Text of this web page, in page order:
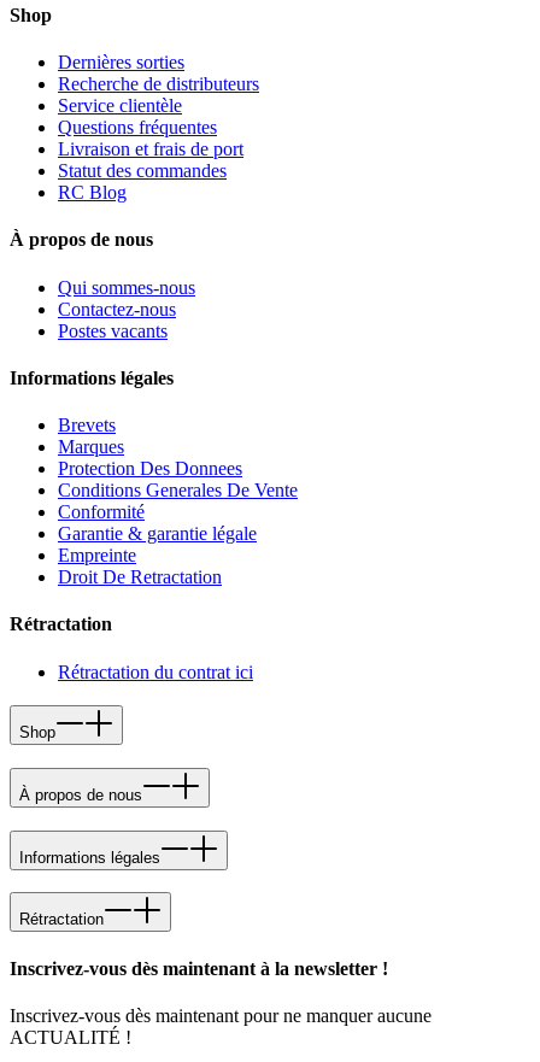
Shop
Dernières sorties
Recherche de distributeurs
Service clientèle
Questions fréquentes
Livraison et frais de port
Statut des commandes
RC Blog
À propos de nous
Qui sommes-nous
Contactez-nous
Postes vacants
Informations légales
Brevets
Marques
Protection Des Donnees
Conditions Generales De Vente
Conformité
Garantie & garantie légale
Empreinte
Droit De Retractation
Rétractation
Rétractation du contrat ici
Shop
À propos de nous
Informations légales
Rétractation
Inscrivez-vous dès maintenant à la newsletter !
Inscrivez-vous dès maintenant pour ne manquer aucune
ACTUALITÉ !